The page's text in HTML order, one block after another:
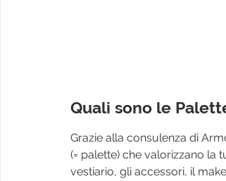
Quali sono le
Grazie alla consulenza di
(= palette) che valorizzano la
vestiario, gli accessori, il